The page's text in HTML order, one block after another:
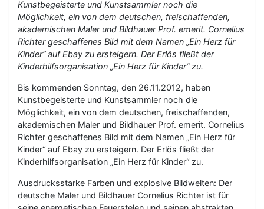
Kunstbegeisterte und Kunstsammler noch die
Möglichkeit, ein von dem deutschen, freischaffenden,
akademischen Maler und Bildhauer Prof. emerit. Cornelius
Richter geschaffenes Bild mit dem Namen „Ein Herz für
Kinder“ auf Ebay zu ersteigern. Der Erlös fließt der
Kinderhilfsorganisation „Ein Herz für Kinder“ zu.
Bis kommenden Sonntag, den 26.11.2012, haben
Kunstbegeisterte und Kunstsammler noch die
Möglichkeit, ein von dem deutschen, freischaffenden,
akademischen Maler und Bildhauer Prof. emerit. Cornelius
Richter geschaffenes Bild mit dem Namen „Ein Herz für
Kinder“ auf Ebay zu ersteigern. Der Erlös fließt der
Kinderhilfsorganisation „Ein Herz für Kinder“ zu.
Ausdrucksstarke Farben und explosive Bildwelten: Der
deutsche Maler und Bildhauer Cornelius Richter ist für